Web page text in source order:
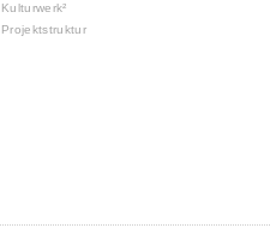
Kulturwerk²
Projektstruktur